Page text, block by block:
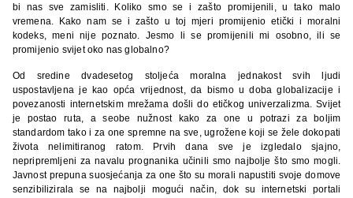
bi nas sve zamisliti. Koliko smo se i zašto promijenili, u tako malo
vremena. Kako nam se i zašto u toj mjeri promijenio etički i moralni
kodeks, meni nije poznato. Jesmo li se promijenili mi osobno, ili se
promijenio svijet oko nas globalno?
Od sredine dvadesetog stoljeća moralna jednakost svih ljudi
uspostavljena je kao opća vrijednost, da bismo u doba globalizacije i
povezanosti internetskim mrežama došli do etičkog univerzalizma. Svijet
je postao ruta, a seobe nužnost kako za one u potrazi za boljim
standardom tako i za one spremne na sve, ugrožene koji se žele dokopati
života nelimitiranog ratom. Prvih dana sve je izgledalo sjajno,
nepripremljeni za navalu prognanika učinili smo najbolje što smo mogli.
Javnost prepuna suosjećanja za one što su morali napustiti svoje domove
senzibilizirala se na najbolji mogući način, dok su internetski portali